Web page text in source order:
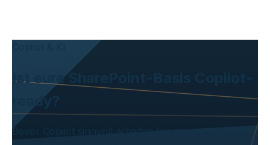
Ist eure SharePoint-Basis Copilot-
ready?
Bevor Copilot sinnvoll arbeiten kann, muss die